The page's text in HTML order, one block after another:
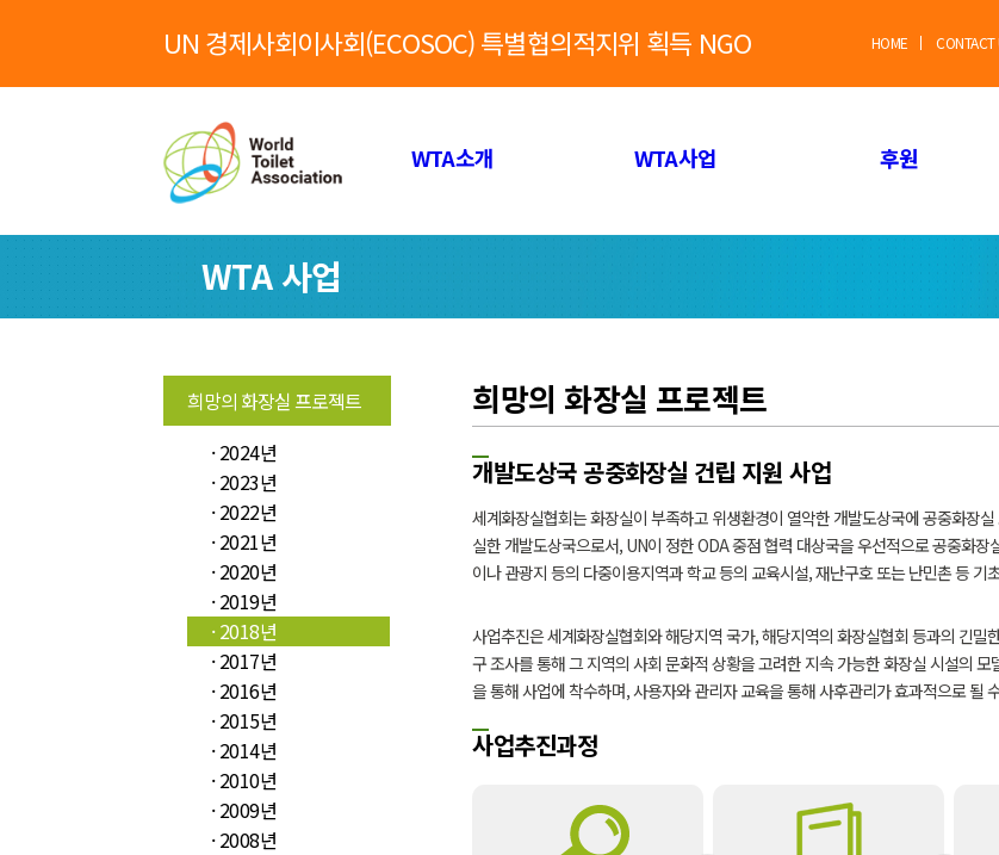
UN 경제사회이사회(ECOSOC) 특별협의적지위 획득 NGO HOME CONTACT
WTA소개 WTA사업 후원
WTA 사업
희망의 화장실 프로젝트
· 2024년
· 2023년
· 2022년
· 2021년
· 2020년
· 2019년
· 2018년
· 2017년
· 2016년
· 2015년
· 2014년
· 2010년
· 2009년
· 2008년
희망의 화장실 프로젝트
개발도상국 공중화장실 건립 지원 사업
세계화장실협회는 화장실이 부족하고 위생환경이 열악한 개발도상국에 공중화장
실한 개발도상국으로서, UN이 정한 ODA 중점 협력 대상국을 우선적으로 공중화
이나 관광지 등의 다중이용지역과 학교 등의 교육시설, 재난구호 또는 난민촌 등
사업추진은 세계화장실협회와 해당지역 국가, 해당지역의 화장실협회 등과의 긴
구 조사를 통해 그 지역의 사회 문화적 상황을 고려한 지속 가능한 화장실 시설의
을 통해 사업에 착수하며, 사용자와 관리자 교육을 통해 사후관리가 효과적으로 될
사업추진과정